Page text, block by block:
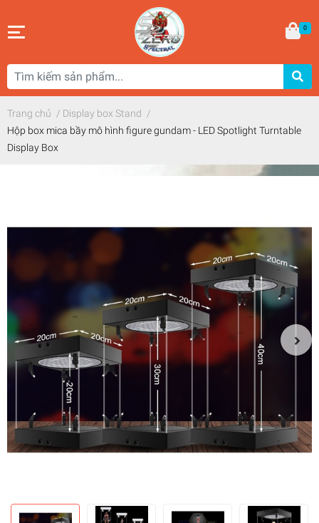
0
Trang chủ / Display box Stand /
Hộp box mica bầy mô hình figure gundam - LED Spotlight Turntable
Display Box